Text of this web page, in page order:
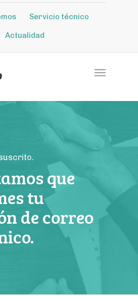
Servicio técnico
Actualidad
que
tu
de correo